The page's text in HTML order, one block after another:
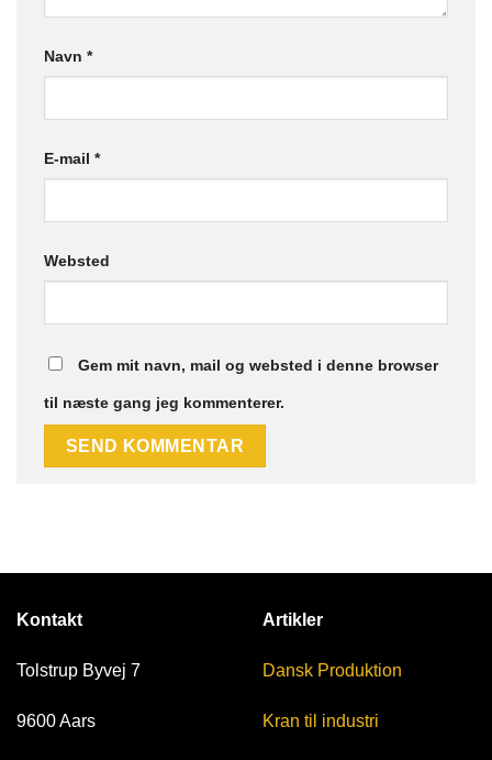
Navn *
E-mail *
Websted
Gem mit navn, mail og websted i denne browser
til næste gang jeg kommenterer.
Kontakt
Tolstrup Byvej 7
9600 Aars
Artikler
Dansk Produktion
Kran til industri